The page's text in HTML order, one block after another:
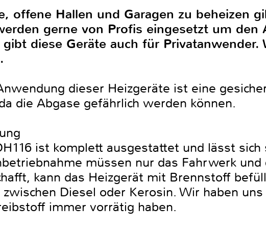
offene Hallen und Garagen zu beheizen
gerne von Profis eingesetzt um den
gibt diese Geräte auch für Privatanwender.
dieser Heizgeräte ist eine
die Abgase gefährlich werden können.
ist komplett ausgestattet und lässt
müssen nur das Fahrwerk
kann das Heizgerät mit Brennstoff
zwischen Diesel oder Kerosin. Wir haben
immer vorrätig haben.